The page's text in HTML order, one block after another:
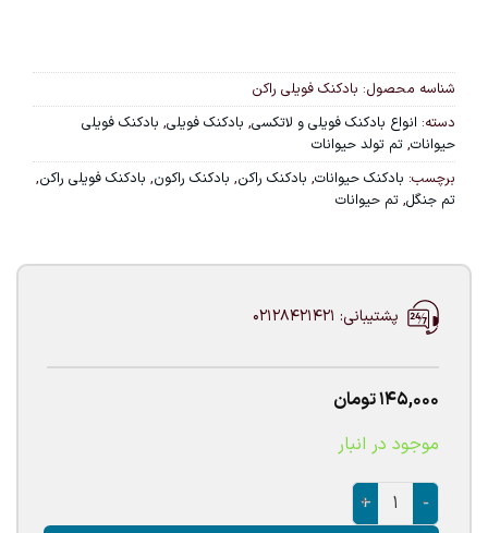
شناسه محصول: بادکنک فویلی راکن
دسته: انواع بادکنک فویلی و لاتکسی, بادکنک فویلی, بادکنک فویلی
حیوانات, تم تولد حیوانات
برچسب: بادکنک حیوانات, بادکنک راکن, بادکنک راکون, بادکنک فویلی راکن,
تم جنگل, تم حیوانات
پشتیبانی: 02128421421
145,000تومان
موجود در انبار
بادکنک فویلی راکن عدد